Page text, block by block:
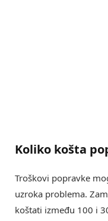
Koliko košta
Troškovi popravke
uzroka problema.
koštati između 100 i